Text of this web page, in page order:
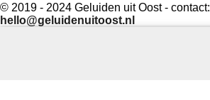
© 2019 - 2024 Geluiden uit Oost - contact:
hello@geluidenuitoost.nl